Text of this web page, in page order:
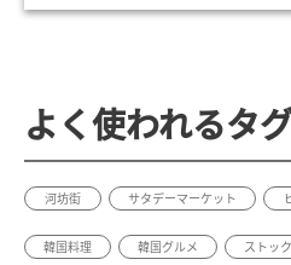
よく使われるタ
河坊街 サタデーマーケット
韓国料理 韓国グルメ ストッ